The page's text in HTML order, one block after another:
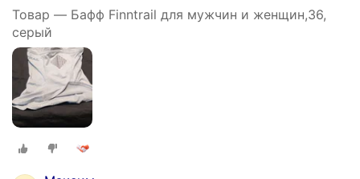
Товар — Бафф Finntrail для мужчин и женщин,36,
серый